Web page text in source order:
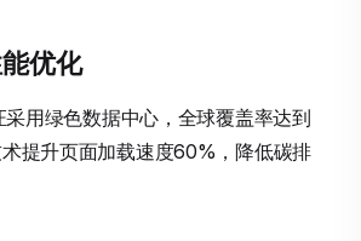
优化
用绿色数据中心，全球覆盖率达到
提升页面加载速度60%，降低碳排